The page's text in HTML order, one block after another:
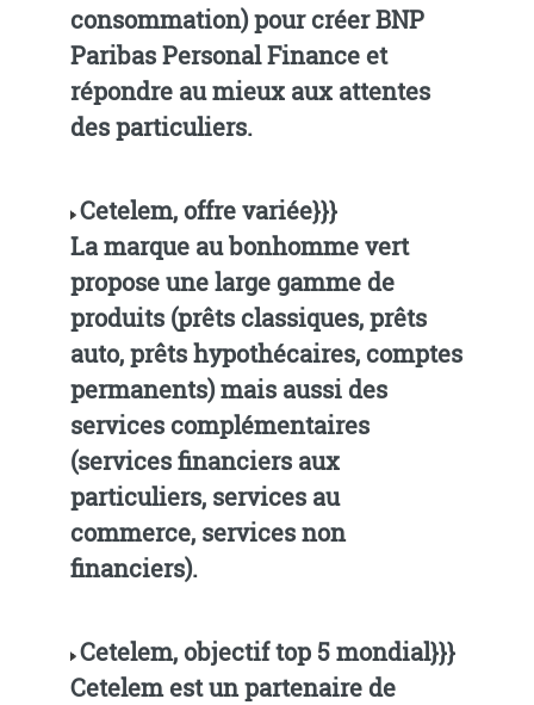
consommation) pour créer BNP
Paribas Personal Finance et
répondre au mieux aux attentes
des particuliers.
Cetelem, offre variée}}}
La marque au bonhomme vert
propose une large gamme de
produits (prêts classiques, prêts
auto, prêts hypothécaires, comptes
permanents) mais aussi des
services complémentaires
(services financiers aux
particuliers, services au
commerce, services non
financiers).
Cetelem, objectif top 5 mondial}}}
Cetelem est un partenaire de